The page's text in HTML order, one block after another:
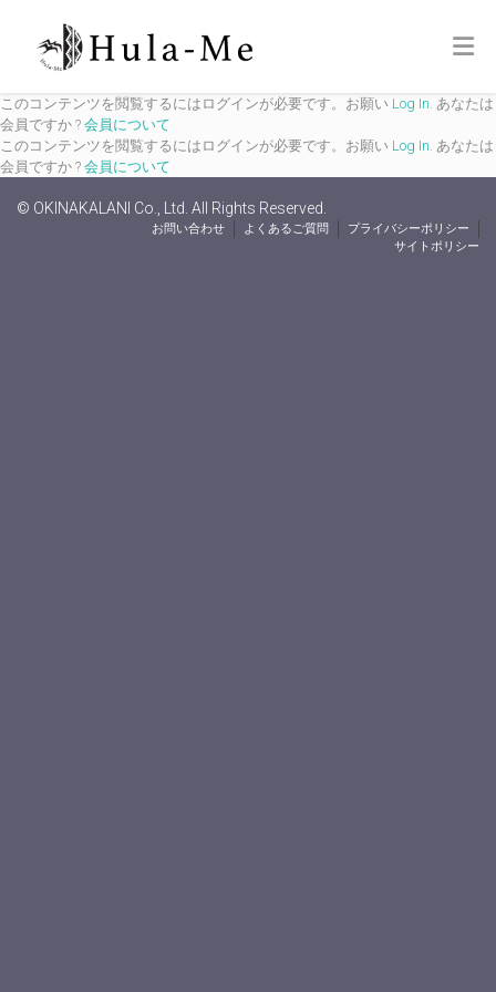
このコンテンツを閲覧するにはログインが必要です。お願い Log In. あなたは
会員ですか ? 会員について
このコンテンツを閲覧するにはログインが必要です。お願い Log In. あなたは
会員ですか ? 会員について
© OKINAKALANI Co., Ltd. All Rights Reserved.
お問い合わせ よくあるご質問
プライバシーポリシー
サイトポリシー